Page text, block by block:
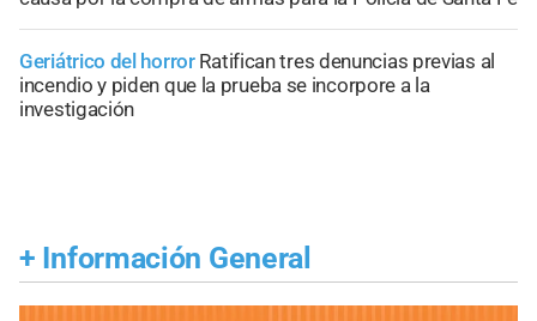
Geriátrico del horror Ratifican tres denuncias previas al
incendio y piden que la prueba se incorpore a la
investigación
+ Información General